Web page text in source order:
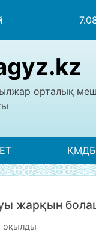
орталық
ҚМДБ
жарқын
оқылды